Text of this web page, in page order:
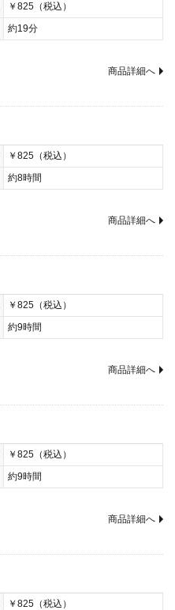
￥825（税込）
約19分
商品詳細へ
￥825（税込）
約8時間
商品詳細へ
￥825（税込）
約9時間
商品詳細へ
￥825（税込）
約9時間
商品詳細へ
￥825（税込）